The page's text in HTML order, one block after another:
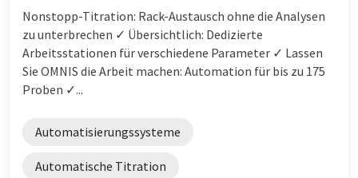
Nonstopp-Titration: Rack-Austausch ohne die Analysen
zu unterbrechen ✓ Übersichtlich: Dedizierte
Arbeitsstationen für verschiedene Parameter ✓ Lassen
Sie OMNIS die Arbeit machen: Automation für bis zu 175
Proben ✓...
Automatisierungssysteme
Automatische Titration